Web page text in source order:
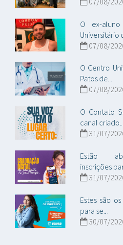
O ex-
Universitário
07/08/
O Centro
Patos de...
07/08/
O Contato
canal criado...
31/07/
Estão
inscrições
31/07/
Estes são
para se...
30/07/